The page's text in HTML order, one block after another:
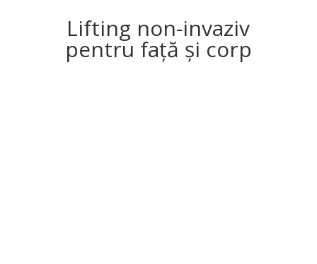
Lifting non-invaziv
pentru față și corp